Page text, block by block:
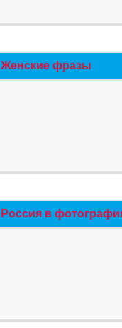
Женские фразы
Россия в